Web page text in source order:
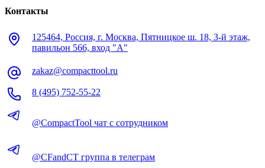
Контакты
125464, Россия, г. Москва, Пятницкое ш. 18, 3-й этаж,
павильон 566, вход "А"
zakaz@compacttool.ru
8 (495) 752-55-22
@CompactTool чат с сотрудником
@CFandCT группа в телеграм